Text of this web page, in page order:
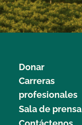
Donar
Carreras
profesionales
Sala de prensa